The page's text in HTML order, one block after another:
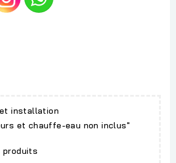
installation
et chauffe-eau non inclus"
produits